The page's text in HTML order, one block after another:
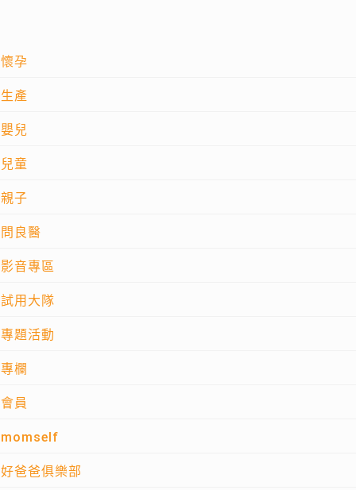
懷孕
生產
嬰兒
兒童
親子
問良醫
影音專區
試用大隊
專題活動
專欄
會員
momself
好爸爸俱樂部